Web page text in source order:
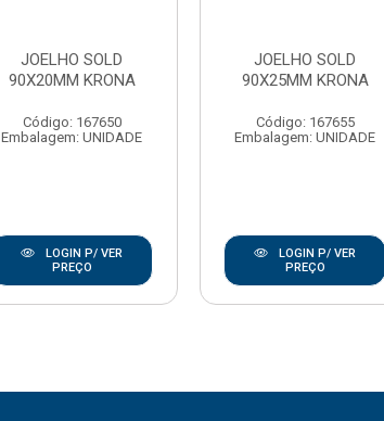
JOELHO SOLD
90X20MM KRONA
Código: 167650
Embalagem: UNIDADE
LOGIN P/ VER
PREÇO
JOELHO SOLD
90X25MM KRONA
Código: 167655
Embalagem: UNIDADE
LOGIN P/ VER
PREÇO